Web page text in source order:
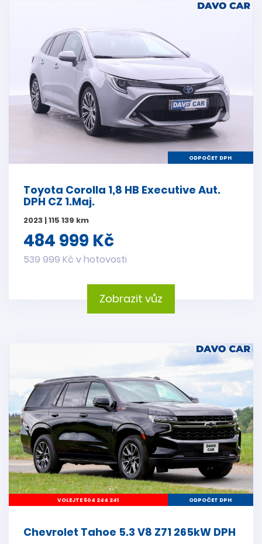
ODPOČET DPH
Toyota Corolla 1,8 HB Executive Aut.
DPH CZ 1.Maj.
2023 | 115 139 km
484 999 Kč
539 999 Kč v hotovosti
Zobrazit vůz
VOLEJTE 604 244 241 ODPOČET DPH
Chevrolet Tahoe 5.3 V8 Z71 265kW DPH